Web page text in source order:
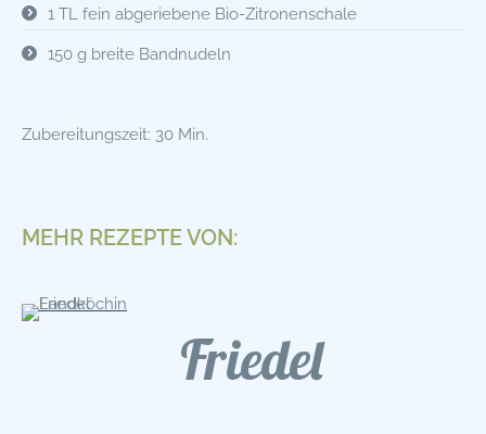
1 TL fein abgeriebene Bio-Zitronenschale
150 g breite Bandnudeln
Zubereitungszeit: 30 Min.
MEHR REZEPTE VON:
Friedel